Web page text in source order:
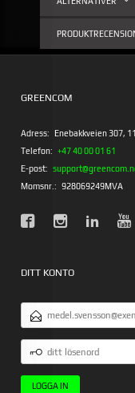
GREENCOM
Adress: Enebakkveien 307,
Telefon: +47 40 00 01 61
E-post:
Momsnr.: 928069249MVA
DITT KONTO
POSTADRESS
DITT
LÖSENORD